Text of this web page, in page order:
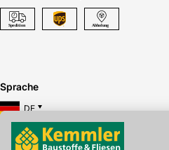
Sprache
DE